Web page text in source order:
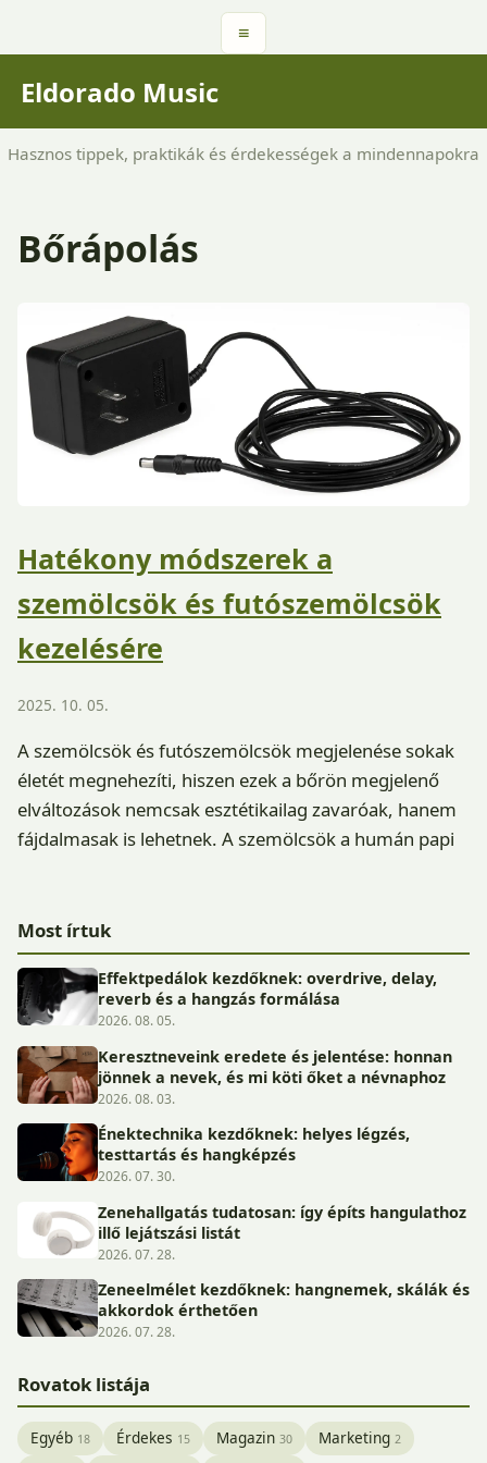
≡
Eldorado Music
Hasznos tippek, praktikák és érdekességek a mindennapokra
Bőrápolás
Hatékony módszerek a
szemölcsök és futószemölcsök
kezelésére
2025. 10. 05.
A szemölcsök és futószemölcsök megjelenése sokak
életét megnehezíti, hiszen ezek a bőrön megjelenő
elváltozások nemcsak esztétikailag zavaróak, hanem
fájdalmasak is lehetnek. A szemölcsök a humán papi
Most írtuk
Effektpedálok kezdőknek: overdrive, delay,
reverb és a hangzás formálása
2026. 08. 05.
Keresztneveink eredete és jelentése: honnan
jönnek a nevek, és mi köti őket a névnaphoz
2026. 08. 03.
Énektechnika kezdőknek: helyes légzés,
testtartás és hangképzés
2026. 07. 30.
Zenehallgatás tudatosan: így építs hangulathoz
illő lejátszási listát
2026. 07. 28.
Zeneelmélet kezdőknek: hangnemek, skálák és
akkordok érthetően
2026. 07. 28.
Rovatok listája
Egyéb 18 Érdekes 15 Magazin 30 Marketing 2